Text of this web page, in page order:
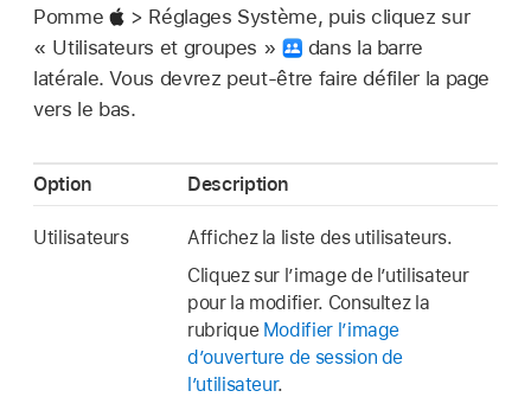
Pomme
> Réglages Système, puis cliquez sur
« Utilisateurs et groupes »
dans la barre
latérale. Vous devrez peut-être faire défiler la page
vers le bas.
Option Description
Utilisateurs
Affichez la liste des utilisateurs.
Cliquez sur l’image de l’utilisateur
pour la modifier. Consultez la
rubrique Modifier l’image
d’ouverture de session de
l’utilisateur.